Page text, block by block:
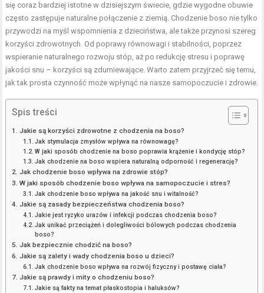
się coraz bardziej istotne w dzisiejszym świecie, gdzie wygodne obuwie
często zastępuje naturalne połączenie z ziemią. Chodzenie boso nie tylko
przywodzi na myśl wspomnienia z dzieciństwa, ale także przynosi szereg
korzyści zdrowotnych. Od poprawy równowagi i stabilności, poprzez
wspieranie naturalnego rozwoju stóp, aż po redukcję stresu i poprawę
jakości snu – korzyści są zdumiewające. Warto zatem przyjrzeć się temu,
jak tak prosta czynność może wpłynąć na nasze samopoczucie i zdrowie.
Spis treści
Jakie są korzyści zdrowotne z chodzenia na boso?
Jak stymulacja zmysłów wpływa na równowagę?
W jaki sposób chodzenie na boso poprawia krążenie i kondycję stóp?
Jak chodzenie na boso wspiera naturalną odporność i regenerację?
Jak chodzenie boso wpływa na zdrowie stóp?
W jaki sposób chodzenie boso wpływa na samopoczucie i stres?
Jak chodzenie boso wpływa na jakość snu i witalność?
Jakie są zasady bezpieczeństwa chodzenia boso?
Jakie jest ryzyko urazów i infekcji podczas chodzenia boso?
Jak unikać przeciążeń i dolegliwości bólowych podczas chodzenia
boso?
Jak bezpiecznie chodzić na boso?
Jakie są zalety i wady chodzenia boso u dzieci?
Jak chodzenie boso wpływa na rozwój fizyczny i postawę ciała?
Jakie są prawdy i mity o chodzeniu boso?
Jakie są fakty na temat płaskostopia i haluksów?